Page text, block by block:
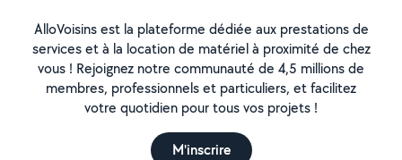
AlloVoisins est la plateforme dédiée aux prestations de
services et à la location de matériel à proximité de chez
vous ! Rejoignez notre communauté de 4,5 millions de
membres, professionnels et particuliers, et facilitez
votre quotidien pour tous vos projets !
M'inscrire